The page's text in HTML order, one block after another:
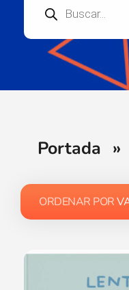
Portada »
ORDENAR POR